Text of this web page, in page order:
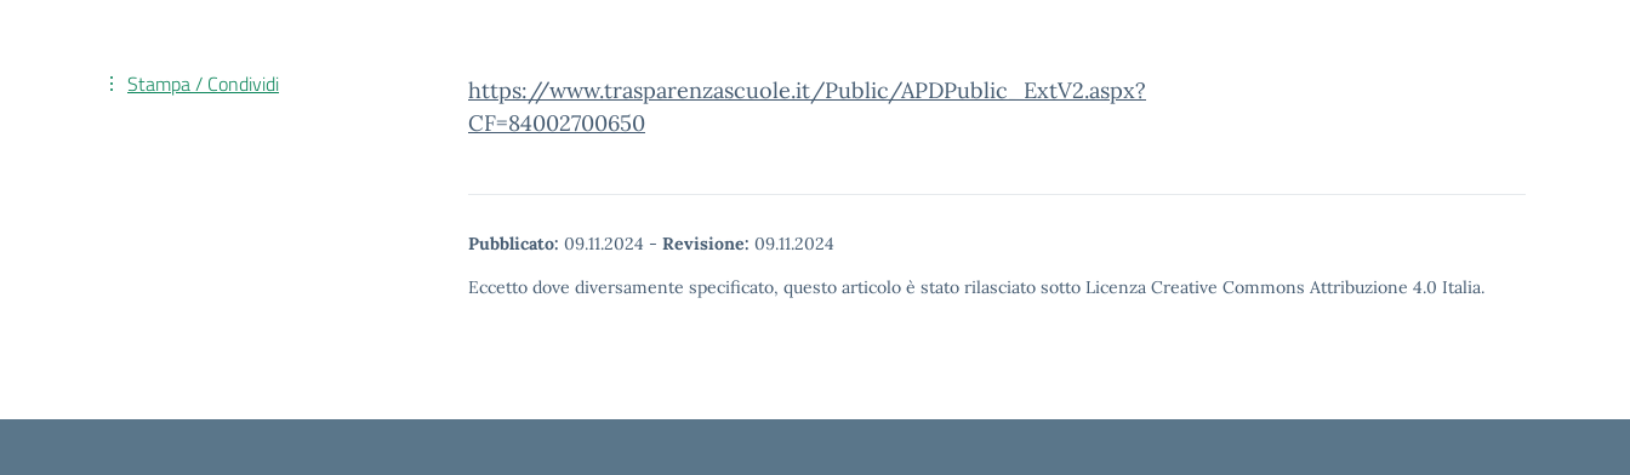
https://www.trasparenzascuole.it/Public/APDPublic_ExtV2.aspx?
CF=84002700650
Pubblicato: 09.11.2024 - Revisione: 09.11.2024
Eccetto dove diversamente specificato, questo articolo è stato rilasciato sotto Licenza Creative Commons Attribuzione 4.0 Italia.
Stampa / Condividi